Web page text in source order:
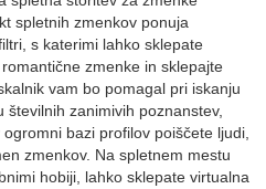
spletnih zmenkov ponuja
s katerimi lahko sklepate
zmenke in sklepajte
vam bo pomagal pri iskanju
zanimivih poznanstev,
bazi profilov poiščete ljudi,
zmenkov. Na spletnem mestu
hobiji, lahko sklepate virtualna